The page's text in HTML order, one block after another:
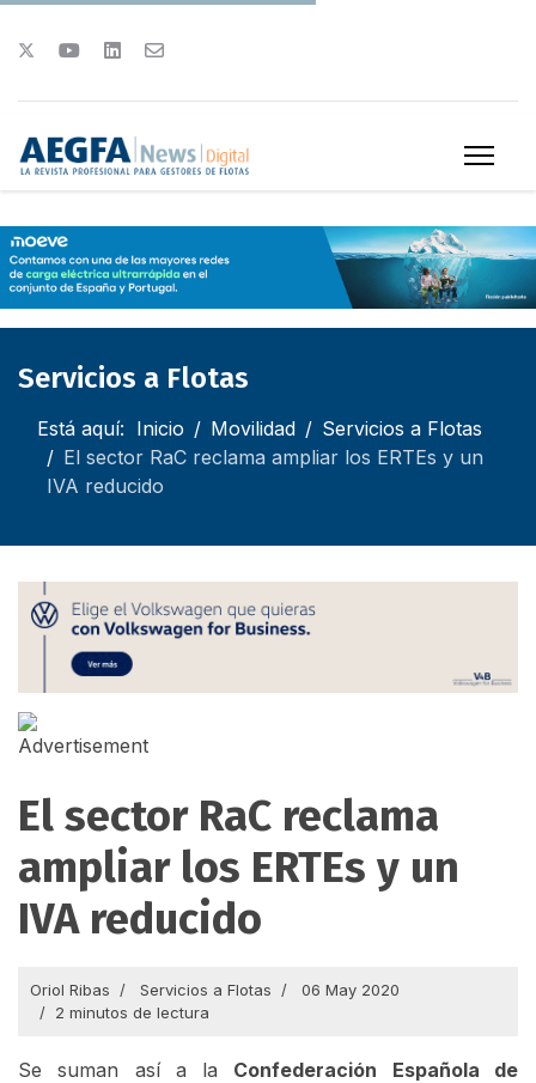
Servicios a Flotas
Está aquí: Inicio Movilidad
Servicios a Flotas
El sector RaC reclama ampliar los ERTEs y un
IVA reducido
El sector RaC reclama
ampliar los ERTEs y un
IVA reducido
Oriol Ribas Servicios a Flotas
06 May 2020
2 minutos de lectura
Se suman así a la Confederación Española de